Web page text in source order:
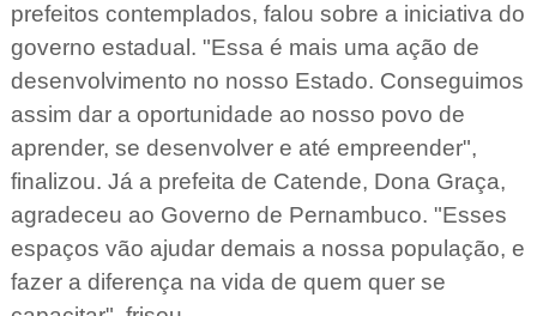
prefeitos contemplados, falou sobre a iniciativa do
governo estadual. "Essa é mais uma ação de
desenvolvimento no nosso Estado. Conseguimos
assim dar a oportunidade ao nosso povo de
aprender, se desenvolver e até empreender",
finalizou. Já a prefeita de Catende, Dona Graça,
agradeceu ao Governo de Pernambuco. "Esses
espaços vão ajudar demais a nossa população, e
fazer a diferença na vida de quem quer se